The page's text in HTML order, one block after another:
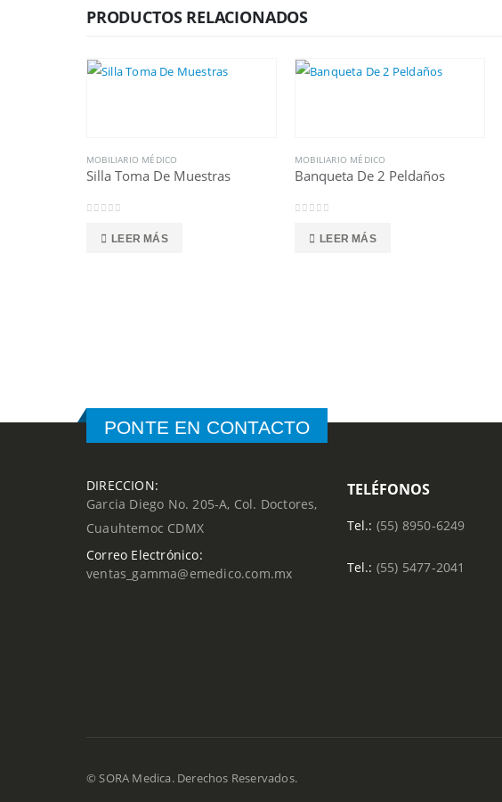
PRODUCTOS RELACIONADOS
MOBILIARIO MÉDICO
Silla Toma De Muestras
LEER MÁS
MOBILIARIO MÉDICO
Banqueta De 2 Peldaños
LEER MÁS
PONTE EN CONTACTO
DIRECCION:
Garcia Diego No. 205-A, Col. Doctores,
Cuauhtemoc CDMX
Correo Electrónico:
ventas_gamma@emedico.com.mx
TELÉFONOS
Tel.: (55) 8950-6249
Tel.: (55) 5477-2041
© SORA Medica. Derechos Reservados.